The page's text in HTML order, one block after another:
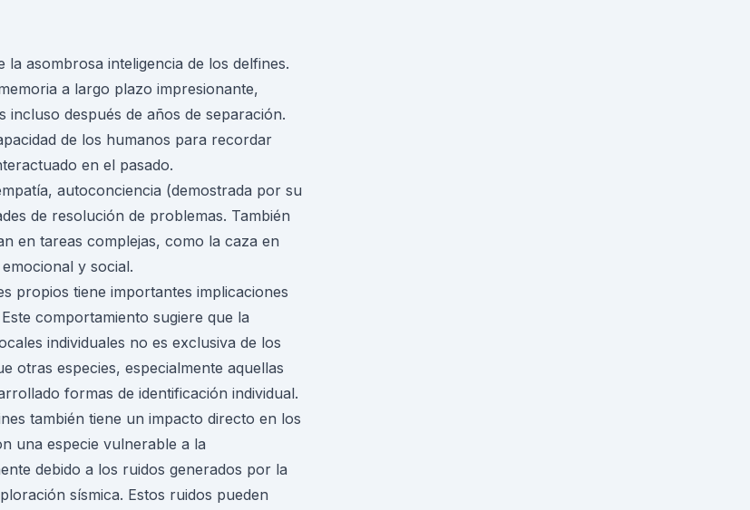
asombrosa inteligencia de los delfines.
a largo plazo impresionante,
después de años de separación.
de los humanos para recordar
en el pasado.
autoconciencia (demostrada por su
de resolución de problemas. También
en tareas complejas, como la caza en
y social.
propios tiene importantes implicaciones
comportamiento sugiere que la
individuales no es exclusiva de los
otras especies, especialmente aquellas
formas de identificación individual.
también tiene un impacto directo en los
una especie vulnerable a la
debido a los ruidos generados por la
sísmica. Estos ruidos pueden